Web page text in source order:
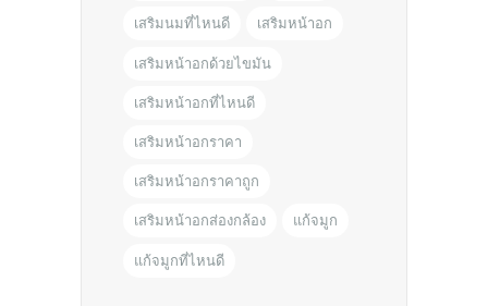
เสริมนมที่ไหนดี เสริมหน้าอก
เสริมหน้าอกด้วยไขมัน
เสริมหน้าอกที่ไหนดี
เสริมหน้าอกราคา
เสริมหน้าอกราคาถูก
เสริมหน้าอกส่องกล้อง แก้จมูก
แก้จมูกที่ไหนดี